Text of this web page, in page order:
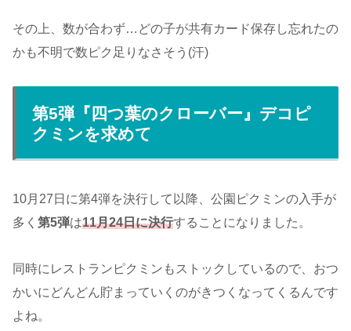
その上、数が合わず…どの子が共有カード保存し忘れたの
かも不明で数ピク足りなさそう(汗)
第5弾『四つ葉のクローバー』デコピ
クミンを求めて
10月27日に第4弾を決行して以降、公園ピクミンの入手が
多く 第5弾は11月24日に決行することになりました。
同時にレストランピクミンもストックしているので、おつ
かいにどんどん貯まっていくのがきつくなってくるんです
よね。